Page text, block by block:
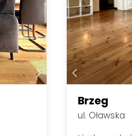
Brzeg
ul. Oławska